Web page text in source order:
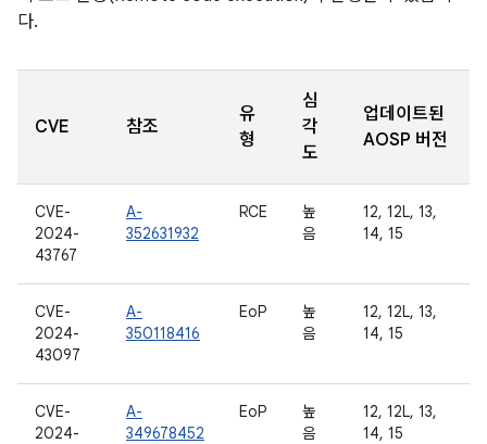
다.
CVE 참조
유
형
심
각
도
업데이트된
AOSP 버전
CVE-
2024-
43767
A-
352631932
RCE
높
음
12, 12L, 13,
14, 15
CVE-
2024-
43097
A-
350118416
EoP
높
음
12, 12L, 13,
14, 15
CVE-
2024-
A-
349678452
EoP
높
음
12, 12L, 13,
14, 15